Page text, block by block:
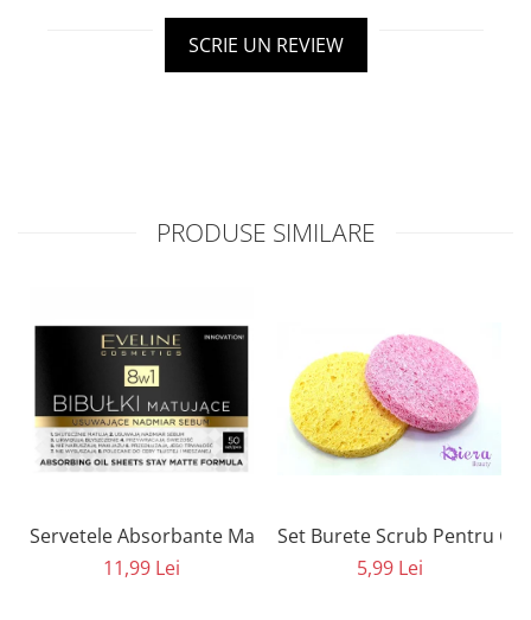
SCRIE UN REVIEW
PRODUSE SIMILARE
Servetele Absorbante Matifiante 8 in 1 Eveline
11,99 Lei
Set Burete Scrub Pentru
5,99 Lei